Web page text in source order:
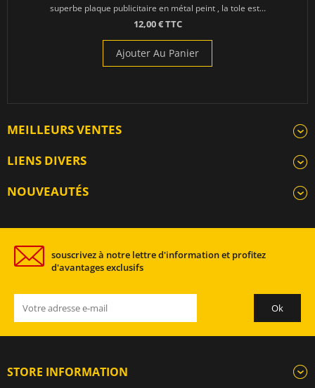
superbe plaque publicitaire en métal peint , la tole est...
12,00 € TTC
Ajouter Au Panier
MEILLEURS VENTES
LIENS DIVERS
NOUVEAUTÉS
souscrivez à notre lettre d'information et profitez
d'avantages exclusifs
STORE INFORMATION